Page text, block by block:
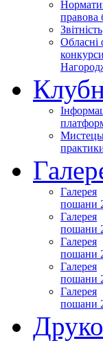
правова
Звітність
Обласні
Галерея
пошани
Галерея
пошани
Галерея
пошани
Галерея
пошани
Галерея
пошани